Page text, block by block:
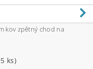
kov zpětný chod na
ks)